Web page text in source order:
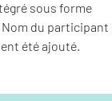
sous forme
Nom du participant
été ajouté.